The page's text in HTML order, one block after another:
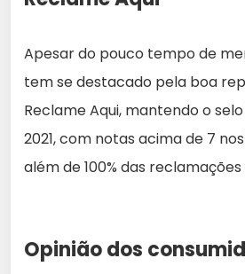
Apesar do pouco tempo de
tem se destacado pela boa
Reclame Aqui, mantendo o selo
2021, com notas acima de 7
além de 100% das
Opinião dos